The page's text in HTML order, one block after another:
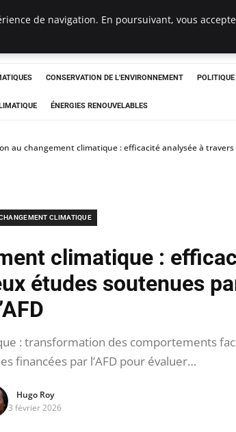
CONSERVATION DE L'ENVIRONNEMENT
ÉNERGIES RENOUVELABLES
au changement climatique : efficacité analysée à travers
CLIMATIQUE
climatique :
études soutenues
: transformation des comportements
financées par l’AFD pour évaluer…
Hugo Roy
3 février 2026
de navigation. En poursuivant, vous